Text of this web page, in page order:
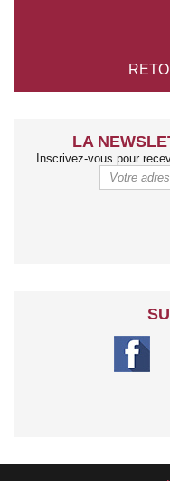
LA
Inscrivez-vous pour